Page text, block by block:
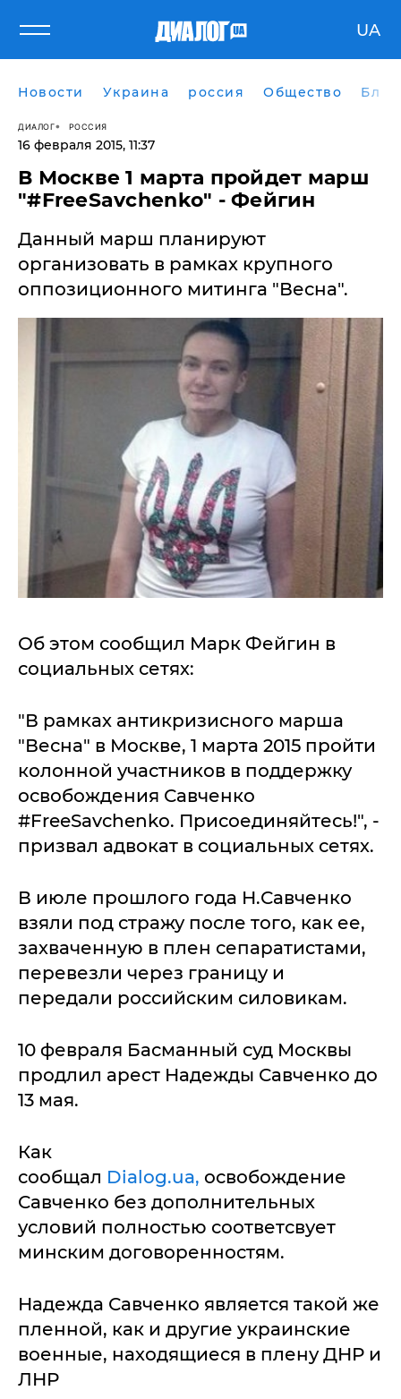
UA
Новости Украина россия Общество
ДИАЛОГ РОССИЯ
16 февраля 2015, 11:37
В Москве 1 марта пройдет марш
"#FreeSavchenko" - Фейгин
Данный марш планируют
организовать в рамках крупного
оппозиционного митинга "Весна".
Об этом сообщил Марк Фейгин в
социальных сетях:
"В рамках антикризисного марша
"Весна" в Москве, 1 марта 2015 пройти
колонной участников в поддержку
освобождения Савченко
#FreeSavchenko. Присоединяйтесь!", -
призвал адвокат в социальных сетях.
В июле прошлого года Н.Савченко
взяли под стражу после того, как ее,
захваченную в плен сепаратистами,
перевезли через границу и
передали российским силовикам.
10 февраля Басманный суд Москвы
продлил арест Надежды Савченко до
13 мая.
Как
сообщал Dialog.ua, освобождение
Савченко без дополнительных
условий полностью соответсвует
минским договоренностям.
Надежда Савченко является такой же
пленной, как и другие украинские
военные, находящиеся в плену ДНР и
ЛНР